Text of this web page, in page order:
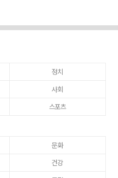
정치
사회
스포츠
문화
건강